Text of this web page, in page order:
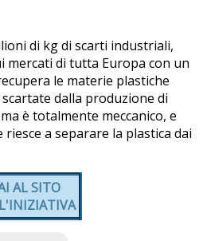
di kg di scarti industriali,
mercati di tutta Europa con un
le materie plastiche
dalla produzione di
è totalmente meccanico, e
a separare la plastica dai
AL SITO